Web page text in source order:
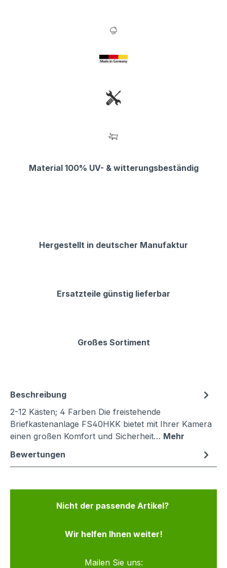
Material 100% UV- & witterungsbeständig
Hergestellt in deutscher Manufaktur
Ersatzteile günstig lieferbar
Großes Sortiment
Beschreibung
2-12 Kästen; 4 Farben Die freistehende
Briefkastenanlage FS40HKK bietet mit Ihrer Kamera
einen großen Komfort und Sicherheit… Mehr
Bewertungen
Nicht der passende Artikel?
Wir helfen Ihnen weiter!
Mailen Sie uns: